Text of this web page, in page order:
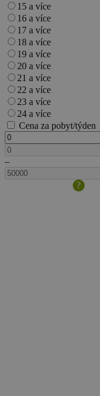
15 a více
16 a více
17 a více
18 a více
19 a více
20 a více
21 a více
22 a více
23 a více
24 a více
Cena za pobyt/týden
–
?